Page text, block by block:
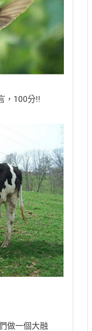
，100分!!
做一個大融